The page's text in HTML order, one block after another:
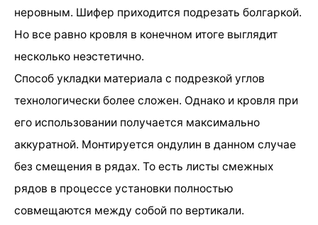
неровным. Шифер приходится подрезать болгаркой.
Но все равно кровля в конечном итоге выглядит
несколько неэстетично.
Способ укладки материала с подрезкой углов
технологически более сложен. Однако и кровля при
его использовании получается максимально
аккуратной. Монтируется ондулин в данном случае
без смещения в рядах. То есть листы смежных
рядов в процессе установки полностью
совмещаются между собой по вертикали.